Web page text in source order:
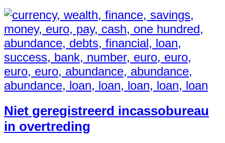
Niet geregistreerd incassobureau
in overtreding